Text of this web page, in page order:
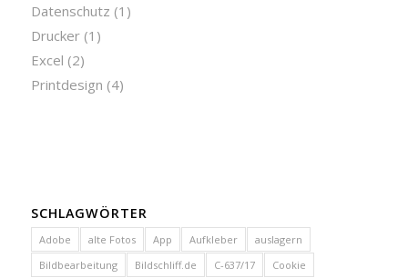
Datenschutz (1)
Drucker(1)
Excel (2)
Printdesign (4)
SCHLAGWÖRTER
Adobe alte Fotos App Aufkleber
auslagern
Bildbearbeitung
Bildschliff.de C-637/17
Cookie